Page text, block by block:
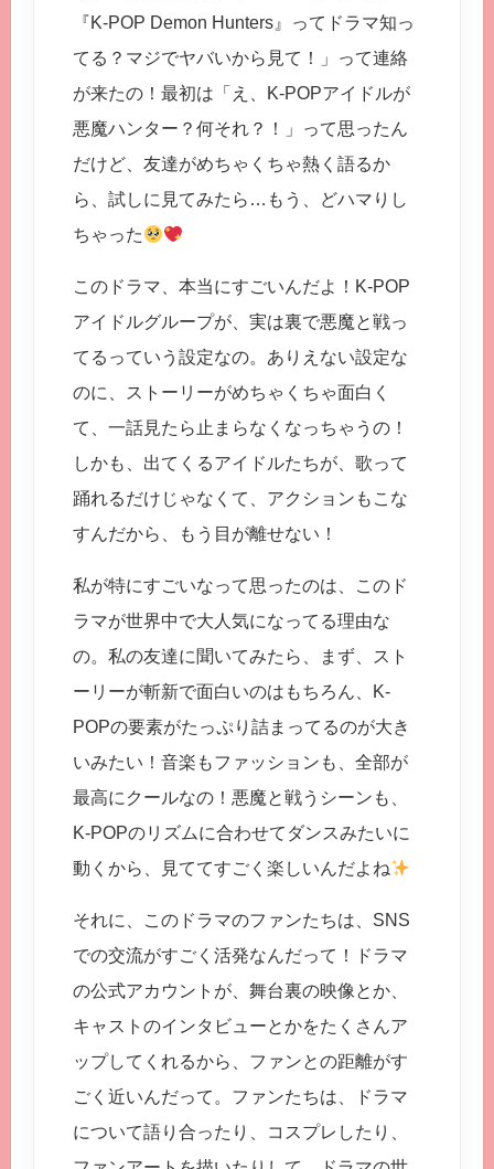
『K-POP Demon Hunters』ってドラマ知っ
てる？マジでヤバいから見て！」って連絡
が来たの！最初は「え、K-POPアイドルが
悪魔ハンター？何それ？！」って思ったん
だけど、友達がめちゃくちゃ熱く語るか
ら、試しに見てみたら…もう、どハマりし
ちゃった
このドラマ、本当にすごいんだよ！K-POP
アイドルグループが、実は裏で悪魔と戦っ
てるっていう設定なの。ありえない設定な
のに、ストーリーがめちゃくちゃ面白く
て、一話見たら止まらなくなっちゃうの！
しかも、出てくるアイドルたちが、歌って
踊れるだけじゃなくて、アクションもこな
すんだから、もう目が離せない！
私が特にすごいなって思ったのは、このド
ラマが世界中で大人気になってる理由な
の。私の友達に聞いてみたら、まず、スト
ーリーが斬新で面白いのはもちろん、K-
POPの要素がたっぷり詰まってるのが大き
いみたい！音楽もファッションも、全部が
最高にクールなの！悪魔と戦うシーンも、
K-POPのリズムに合わせてダンスみたいに
動くから、見ててすごく楽しいんだよね
それに、このドラマのファンたちは、SNS
での交流がすごく活発なんだって！ドラマ
の公式アカウントが、舞台裏の映像とか、
キャストのインタビューとかをたくさんア
ップしてくれるから、ファンとの距離がす
ごく近いんだって。ファンたちは、ドラマ
について語り合ったり、コスプレしたり、